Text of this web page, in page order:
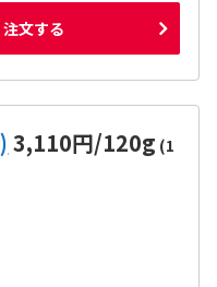
文する
3,110円/120g (1